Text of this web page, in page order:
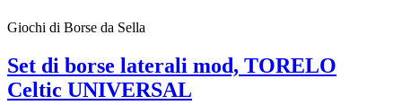
Giochi di Borse da Sella
Set di borse laterali mod, TORELO
Celtic UNIVERSAL